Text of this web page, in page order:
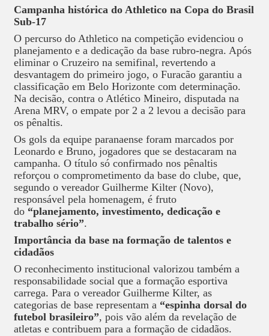
Campanha histórica do Athletico na Copa do Brasil
Sub-17
O percurso do Athletico na competição evidenciou o
planejamento e a dedicação da base rubro-negra. Após
eliminar o Cruzeiro na semifinal, revertendo a
desvantagem do primeiro jogo, o Furacão garantiu a
classificação em Belo Horizonte com determinação.
Na decisão, contra o Atlético Mineiro, disputada na
Arena MRV, o empate por 2 a 2 levou a decisão para
os pênaltis.
Os gols da equipe paranaense foram marcados por
Leonardo e Bruno, jogadores que se destacaram na
campanha. O título só confirmado nos pênaltis
reforçou o comprometimento da base do clube, que,
segundo o vereador Guilherme Kilter (Novo),
responsável pela homenagem, é fruto
do “planejamento, investimento, dedicação e
trabalho sério”.
Importância da base na formação de talentos e
cidadãos
O reconhecimento institucional valorizou também a
responsabilidade social que a formação esportiva
carrega. Para o vereador Guilherme Kilter, as
categorias de base representam a “espinha dorsal do
futebol brasileiro”, pois vão além da revelação de
atletas e contribuem para a formação de cidadãos.